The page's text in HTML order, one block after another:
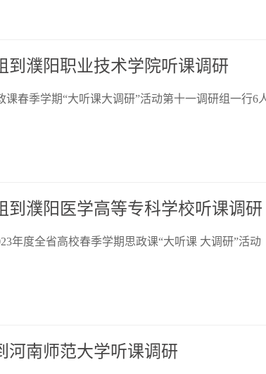
到濮阳职业技术学院听课调研
春季学期“大听课大调研”活动第十一调研组一行6
到濮阳医学高等专科学校听课调研
年度全省高校春季学期思政课“大听课 大调研”活动
河南师范大学听课调研